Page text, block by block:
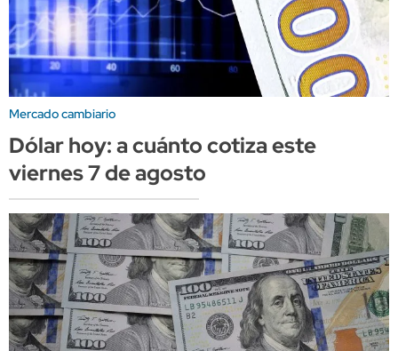
Mercado cambiario
Dólar hoy: a cuánto cotiza este
viernes 7 de agosto